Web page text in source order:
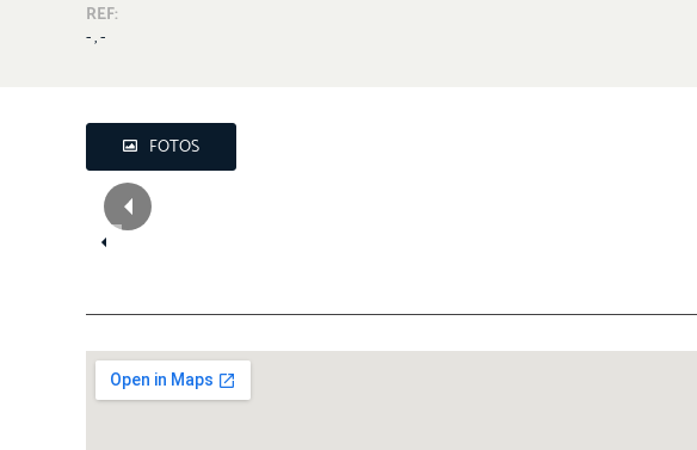
REF:
- , -
FOTOS